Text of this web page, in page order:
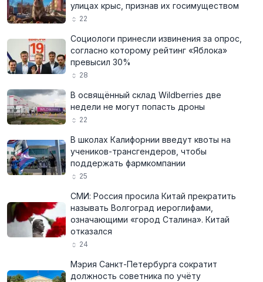
улицах крыс, признав их госимуществом
22
Социологи принесли извинения за опрос,
согласно которому рейтинг «Яблока»
превысил 30%
28
В освящённый склад Wildberries две
недели не могут попасть дроны
22
В школах Калифорнии введут квоты на
учеников-трансгендеров, чтобы
поддержать фармкомпании
25
СМИ: Россия просила Китай прекратить
называть Волгоград иероглифами,
означающими «город Сталина». Китай
отказался
24
Мэрия Санкт-Петербурга сократит
должность советника по учёту